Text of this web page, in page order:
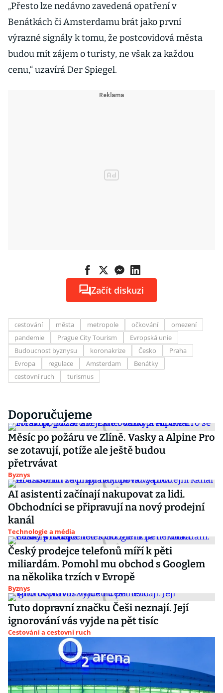
„Přesto lze nedávno zavedená opatření v
Benátkách či Amsterdamu brát jako první
výrazné signály k tomu, že postcovidová města
budou mít zájem o turisty, ne však za každou
cenu,“ uzavírá Der Spiegel.
Začít diskuzi
cestování města metropole očkování
omezení
pandemie
Prague City Tourism
Evropská unie
Budoucnost byznysu
koronakrize Česko
Praha
Evropa
regulace Amsterdam
Benátky
cestovní ruch
turismus
Doporučujeme
Měsíc po požáru ve Zlíně. Vasky a Alpine Pro
se zotavují, potíže ale ještě budou
přetrvávat
Byznys
AI asistenti začínají nakupovat za lidi.
Obchodníci se připravují na nový prodejní
kanál
Technologie a média
Český prodejce telefonů míří k pěti
miliardám. Pomohl mu obchod s Googlem
na několika trzích v Evropě
Byznys
Tuto dopravní značku Češi neznají. Její
ignorování vás vyjde na pět tisíc
Cestování a cestovní ruch